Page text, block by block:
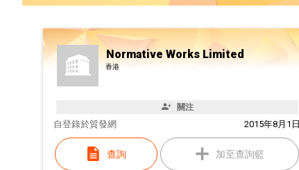
Normative Works Limited
香港
關注
自 2015年8月1日
登錄於貿發網
查詢 加至查詢籃